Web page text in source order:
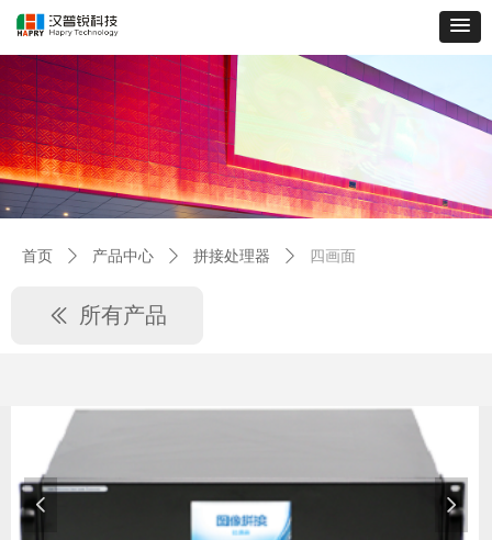
首页 ꄲ 产品中心 ꄲ 拼接处理器 ꄲ 四画面
넳 넲
ꅃ 所有产品